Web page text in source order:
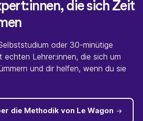
die sich Zeit
oder 30-minütige
echten Lehrer:innen, die sich um
und dir helfen, wenn du sie
die Methodik von Le Wagon